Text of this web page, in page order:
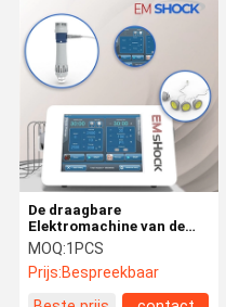
De draagbare
Elektromachine van de
Spierstimulator, 5 de
Verschillende Machine
van het Grootteems
Vermageringsdieet
MOQ:1PCS
Prijs:Bespreekbaar